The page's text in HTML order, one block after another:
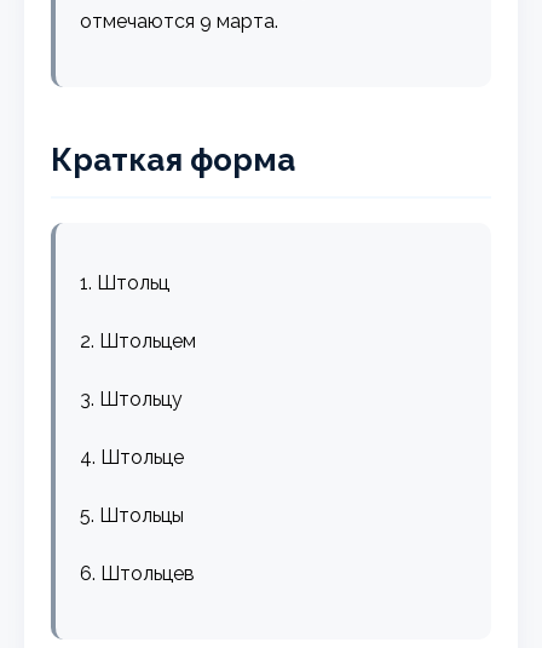
отмечаются 9 марта.
Краткая форма
1. Штольц
2. Штольцем
3. Штольцу
4. Штольце
5. Штольцы
6. Штольцев